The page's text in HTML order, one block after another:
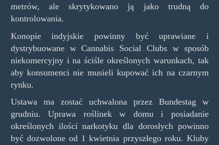
metrów, ale skrytykowano ją jako trudną do
kontrolowania.
Konopie indyjskie powinny być uprawiane i
dystrybuowane w Cannabis Social Clubs w sposób
niekomercyjny i na ściśle określonych warunkach, tak
aby konsumenci nie musieli kupować ich na czarnym
rynku.
Ustawa ma zostać uchwalona przez Bundestag w
grudniu. Uprawa roślinek w domu i posiadanie
określonych ilości narkotyku dla dorosłych powinno
być dozwolone od 1 kwietnia przyszłego roku. Kluby